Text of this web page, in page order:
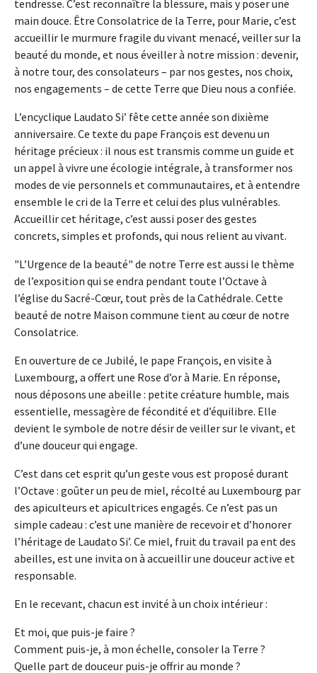
tendresse. C’est reconnaître la blessure, mais y poser une
main douce. Être Consolatrice de la Terre, pour Marie, c’est
accueillir le murmure fragile du vivant menacé, veiller sur la
beauté du monde, et nous éveiller à notre mission : devenir,
à notre tour, des consolateurs – par nos gestes, nos choix,
nos engagements – de cette Terre que Dieu nous a confiée.
L’encyclique Laudato Si’ fête cette année son dixième
anniversaire. Ce texte du pape François est devenu un
héritage précieux : il nous est transmis comme un guide et
un appel à vivre une écologie intégrale, à transformer nos
modes de vie personnels et communautaires, et à entendre
ensemble le cri de la Terre et celui des plus vulnérables.
Accueillir cet héritage, c’est aussi poser des gestes
concrets, simples et profonds, qui nous relient au vivant.
"L’Urgence de la beauté" de notre Terre est aussi le thème
de l’exposition qui se endra pendant toute l’Octave à
l’église du Sacré-Cœur, tout près de la Cathédrale. Cette
beauté de notre Maison commune tient au cœur de notre
Consolatrice.
En ouverture de ce Jubilé, le pape François, en visite à
Luxembourg, a offert une Rose d’or à Marie. En réponse,
nous déposons une abeille : petite créature humble, mais
essentielle, messagère de fécondité et d’équilibre. Elle
devient le symbole de notre désir de veiller sur le vivant, et
d’une douceur qui engage.
C’est dans cet esprit qu’un geste vous est proposé durant
l’Octave : goûter un peu de miel, récolté au Luxembourg par
des apiculteurs et apicultrices engagés. Ce n’est pas un
simple cadeau : c’est une manière de recevoir et d’honorer
l’héritage de Laudato Si’. Ce miel, fruit du travail pa ent des
abeilles, est une invita on à accueillir une douceur active et
responsable.
En le recevant, chacun est invité à un choix intérieur :
Et moi, que puis-je faire ?
Comment puis-je, à mon échelle, consoler la Terre ?
Quelle part de douceur puis-je offrir au monde ?